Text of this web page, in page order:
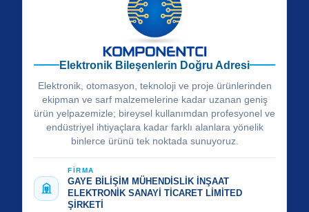
Elektronik Bileşenlerin Doğru Adresi
Elektronik, otomasyon, teknoloji ve proje ürünlerinden
ekipman ve sarf malzemelerine kadar uzanan geniş
ürün yelpazemizle; bireysel kullanımdan profesyonel ve
endüstriyel ihtiyaçlara kadar farklı alanlara yönelik
binlerce ürünü tek noktada sunuyoruz.
FİRMA
GAYE BİLİŞİM MÜHENDİSLİK İNŞAAT
ELEKTRONİK SANAYİ TİCARET LİMİTED
ŞİRKETİ